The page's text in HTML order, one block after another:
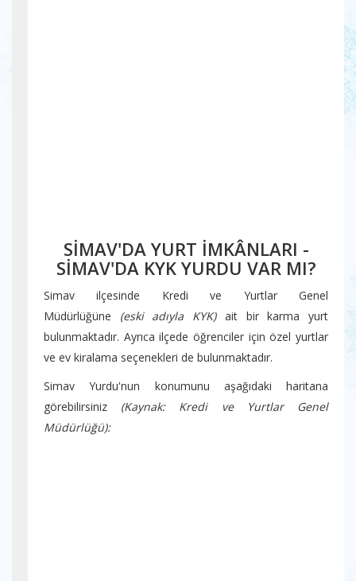
SİMAV'DA YURT İMKÂNLARI -
SİMAV'DA KYK YURDU VAR MI?
Simav ilçesinde Kredi ve Yurtlar Genel
Müdürlüğüne (eski adıyla KYK)ait bir karma yurt
bulunmaktadır. Ayrıca ilçede öğrenciler için özel yurtlar
ve ev kiralama seçenekleri de bulunmaktadır.
Simav Yurdu'nun konumunu aşağıdaki haritana
görebilirsiniz (Kaynak: Kredi ve Yurtlar Genel
Müdürlüğü):